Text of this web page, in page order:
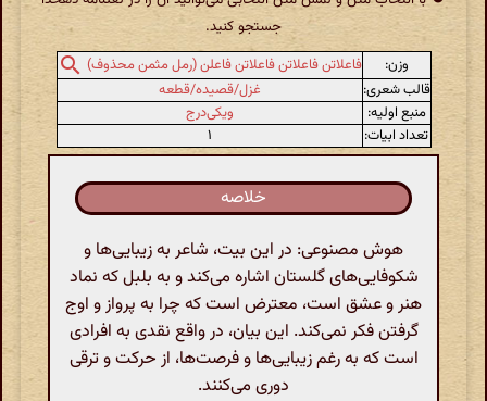
جستجو کنید.
وزن:
فاعلاتن فاعلاتن فاعلاتن فاعلن (رمل مثمن محذوف)
قالب شعری:
غزل/قصیده/قطعه
منبع اولیه:
ویکی‌درج
تعداد ابیات:
۱
خلاصه
هوش مصنوعی: در این بیت، شاعر به زیبایی‌ها و
شکوفایی‌های گلستان اشاره می‌کند و به بلبل که نماد
هنر و عشق است، معترض است که چرا به پرواز و اوج
گرفتن فکر نمی‌کند. این بیان، در واقع نقدی به افرادی
است که به رغم زیبایی‌ها و فرصت‌ها، از حرکت و ترقی
دوری می‌کنند.